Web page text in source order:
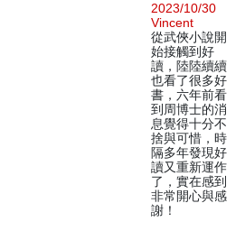
2023/10/30
Vincent
從武俠小說開
始接觸到好
讀，陸陸續續
也看了很多好
書，六年前看
到周博士的消
息覺得十分不
捨與可惜，時
隔多年發現好
讀又重新運作
了，實在感到
非常開心與感
謝！